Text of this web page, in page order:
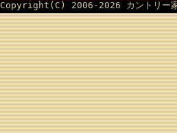
Copyright(C) 2006-2026 カント